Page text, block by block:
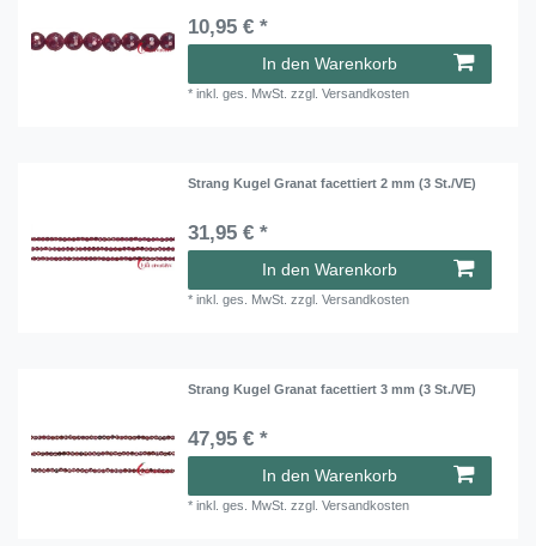
10,95 € *
In den Warenkorb
*inkl. ges. MwSt. zzgl.Versandkosten
Strang Kugel Granat facettiert 2 mm (3 St./VE)
31,95 € *
In den Warenkorb
*inkl. ges. MwSt. zzgl.Versandkosten
Strang Kugel Granat facettiert 3 mm (3 St./VE)
47,95 € *
In den Warenkorb
*inkl. ges. MwSt. zzgl.Versandkosten